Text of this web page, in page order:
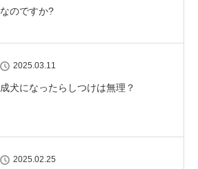
なのですか?
2025.03.11
成犬になったらしつけは無理？
2025.02.25